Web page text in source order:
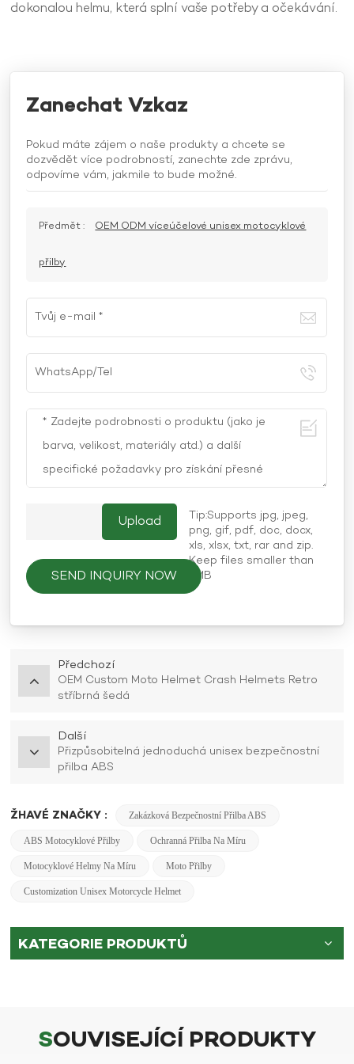
dokonalou helmu, která splní vaše potřeby a očekávání.
Zanechat Vzkaz
Pokud máte zájem o naše produkty a chcete se
dozvědět více podrobností, zanechte zde zprávu,
odpovíme vám, jakmile to bude možné.
Předmět : OEM ODM víceúčelové unisex motocyklové
přilby
Tip:Supports jpg, jpeg,
png, gif, pdf, doc, docx,
xls, xlsx, txt, rar and zip.
Keep files smaller than
5MB
SEND INQUIRY NOW
Předchozí
OEM Custom Moto Helmet Crash Helmets Retro
stříbrná šedá
Další
Přizpůsobitelná jednoduchá unisex bezpečnostní
přilba ABS
ŽHAVÉ ZNAČKY : Zakázková Bezpečnostní Přilba ABS
ABS Motocyklové Přilby Ochranná Přilba Na Míru
Motocyklové Helmy Na Míru Moto Přilby
Customization Unisex Motorcycle Helmet
KATEGORIE PRODUKTŮ
SOUVISEJÍCÍ PRODUKTY